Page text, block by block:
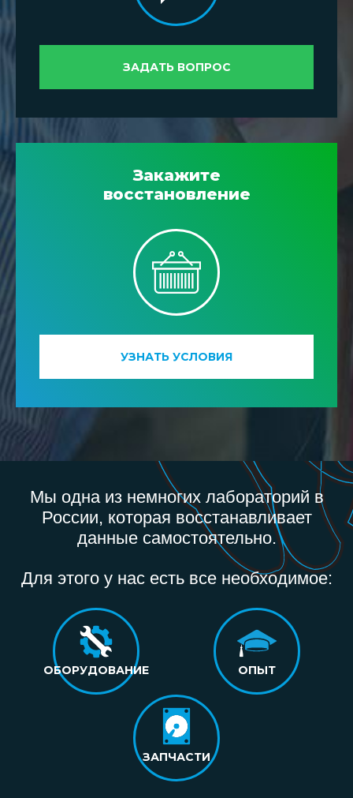
ЗАДАТЬ ВОПРОС
Закажите
восстановление
УЗНАТЬ УСЛОВИЯ
Мы одна из немногих лабораторий в
России, которая восстанавливает
данные самостоятельно.
Для этого у нас есть все необходимое:
ОБОРУДОВАНИЕ ОПЫТ
ЗАПЧАСТИ